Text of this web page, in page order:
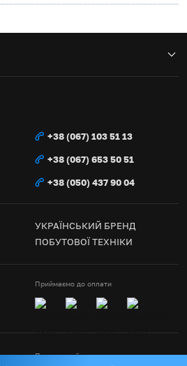
+38 (067) 103 51 13
+38 (067) 653 50 51
+38 (050) 437 90 04
УКРАЇНСЬКИЙ БРЕНД
ПОБУТОВОЇ ТЕХНІКИ
Приймаємо до оплати
Правила сайту